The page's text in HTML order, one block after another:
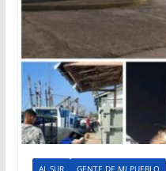
AL SUR GENTE DE MI PUEBLO